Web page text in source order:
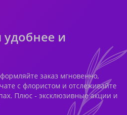
и
заказ мгновенно,
с флористом и отслеживайте
Плюс - эксклюзивные акции и